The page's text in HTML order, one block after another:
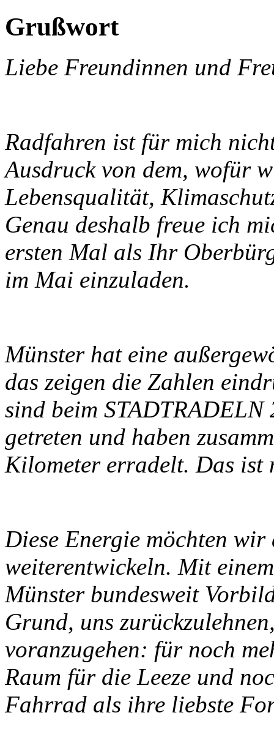
Grußwort
Liebe Freundinnen und
Radfahren ist für mich
Ausdruck von dem, wofür
Lebensqualität,
Genau deshalb freue ich
ersten Mal als Ihr
im Mai einzuladen.
Münster hat eine
das zeigen die Zahlen
sind beim STADTRADELN
getreten und haben
Kilometer erradelt. Das ist
Diese Energie möchten
weiterentwickeln. Mit
Münster bundesweit
Grund, uns
voranzugehen: für noch
Raum für die Leeze und
Fahrrad als ihre liebste